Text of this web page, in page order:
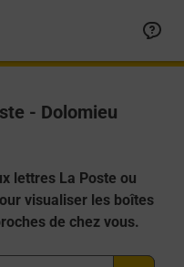
- Dolomieu
lettres La Poste ou
visualiser les boîtes
de chez vous.